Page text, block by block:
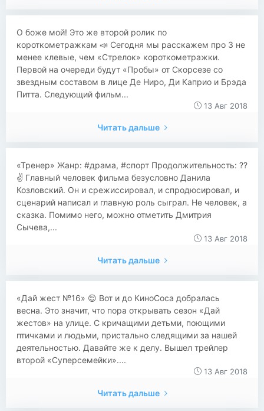
О боже мой! Это же второй ролик по
короткометражкам 📣 Сегодня мы расскажем про 3 не
менее клевые, чем «Стрелок» короткометражки.
Первой на очереди будут «Пробы» от Скорсезе со
звездным составом в лице Де Ниро, Ди Каприо и Брэда
Питта. Следующий фильм...
13 Авг 2018
Читать дальше
«Тренер» Жанр: #драма, #спорт Продолжительность: ??
✌️ Главный человек фильма безусловно Данила
Козловский. Он и срежиссировал, и спродюсировал, и
сценарий написал и главную роль сыграл. Не человек, а
сказка. Помимо него, можно отметить Дмитрия
Сычева,...
13 Авг 2018
Читать дальше
«Дай жест №16» 😌 Вот и до КиноСоса добралась
весна. Это значит, что пора открывать сезон «Дай
жестов» на улице. С кричащими детьми, поющими
птичками и людьми, пристально следящими за нашей
деятельностью. Давайте же к делу. Вышел трейлер
второй «Суперсемейки»....
13 Авг 2018
Читать дальше